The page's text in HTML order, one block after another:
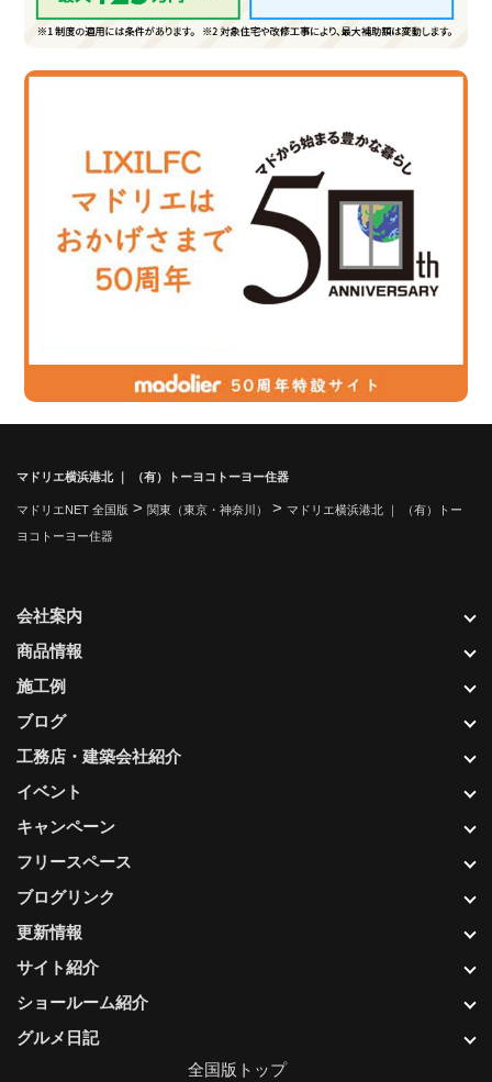
マドリエ横浜港北 ｜ （有）トーヨコトーヨー住器
マドリエNET 全国版 > 関東（東京・神奈川） > マドリエ横浜港北 ｜ （有）トー
ヨコトーヨー住器
更新情報
サイト紹介
ショールーム紹介
グルメ日記
会社案内
商品情報
施工例
ブログ
工務店・建築会社紹介
イベント
キャンペーン
フリースペース
ブログリンク
全国版トップ